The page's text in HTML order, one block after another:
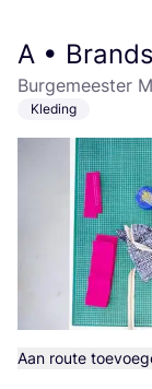
A •
Burgemeester
Kleding
Aan route